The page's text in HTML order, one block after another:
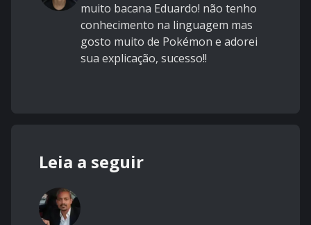
muito bacana Eduardo! não tenho
conhecimento na linguagem mas
gosto muito de Pokémon e adorei
sua explicação, sucesso!!
Leia a seguir